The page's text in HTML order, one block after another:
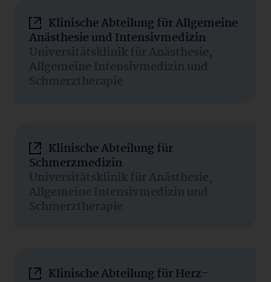
Klinische Abteilung für Allgemeine
Anästhesie und Intensivmedizin
Universitätsklinik für Anästhesie,
Allgemeine Intensivmedizin und
Schmerztherapie
Klinische Abteilung für
Schmerzmedizin
Universitätsklinik für Anästhesie,
Allgemeine Intensivmedizin und
Schmerztherapie
Klinische Abteilung für Herz-